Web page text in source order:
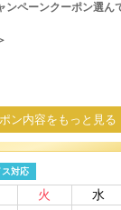
ペーンクーポン選ん
ン内容をもっと見る
ス対応
火 水